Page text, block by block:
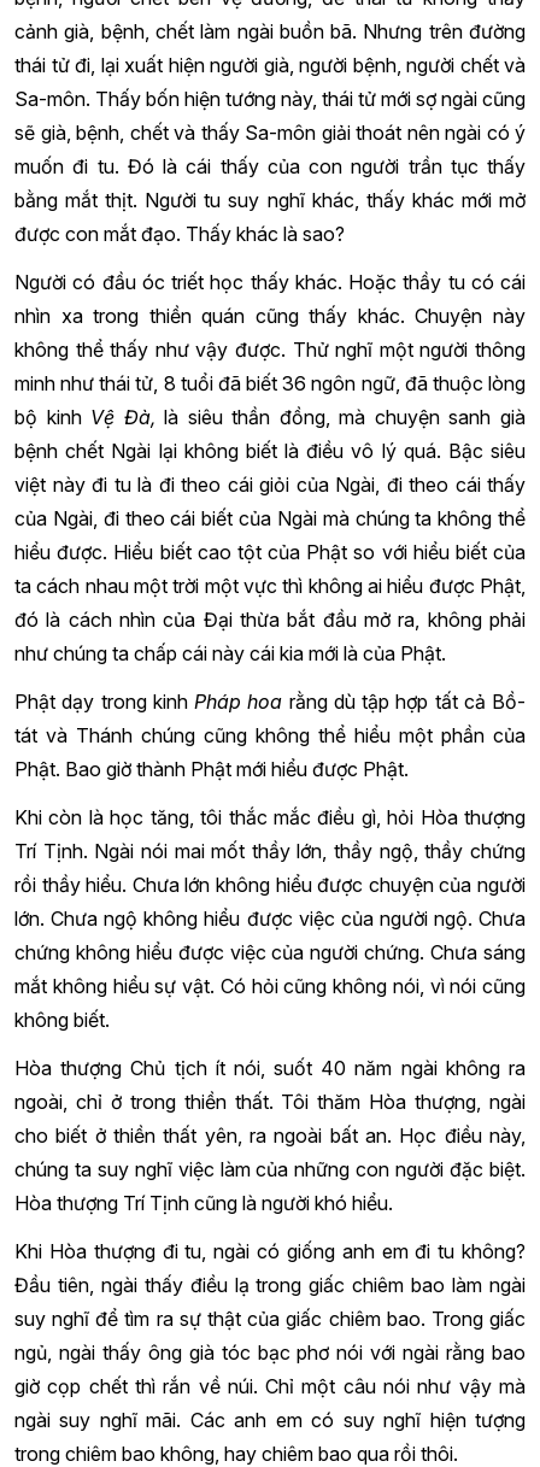
cảnh già, bệnh, chết làm ngài buồn bã. Nhưng trên đường
thái tử đi, lại xuất hiện người già, người bệnh, người chết và
Sa-môn. Thấy bốn hiện tướng này, thái tử mới sợ ngài cũng
sẽ già, bệnh, chết và thấy Sa-môn giải thoát nên ngài có ý
muốn đi tu. Đó là cái thấy của con người trần tục thấy
bằng mắt thịt. Người tu suy nghĩ khác, thấy khác mới mở
được con mắt đạo. Thấy khác là sao?
Người có đầu óc triết học thấy khác. Hoặc thầy tu có cái
nhìn xa trong thiền quán cũng thấy khác. Chuyện này
không thể thấy như vậy được. Thử nghĩ một người thông
minh như thái tử, 8 tuổi đã biết 36 ngôn ngữ, đã thuộc lòng
bộ kinhVệ Đà, là siêu thần đồng, mà chuyện sanh già
bệnh chết Ngài lại không biết là điều vô lý quá. Bậc siêu
việt này đi tu là đi theo cái giỏi của Ngài, đi theo cái thấy
của Ngài, đi theo cái biết của Ngài mà chúng ta không thể
hiểu được. Hiểu biết cao tột của Phật so với hiểu biết của
ta cách nhau một trời một vực thì không ai hiểu được Phật,
đó là cách nhìn của Đại thừa bắt đầu mở ra, không phải
như chúng ta chấp cái này cái kia mới là của Phật.
Phật dạy trong kinh Pháp hoa rằng dù tập hợp tất cả Bồ-
tát và Thánh chúng cũng không thể hiểu một phần của
Phật. Bao giờ thành Phật mới hiểu được Phật.
Khi còn là học tăng, tôi thắc mắc điều gì, hỏi Hòa thượng
Trí Tịnh. Ngài nói mai mốt thầy lớn, thầy ngộ, thầy chứng
rồi thầy hiểu. Chưa lớn không hiểu được chuyện của người
lớn. Chưa ngộ không hiểu được việc của người ngộ. Chưa
chứng không hiểu được việc của người chứng. Chưa sáng
mắt không hiểu sự vật. Có hỏi cũng không nói, vì nói cũng
không biết.
Hòa thượng Chủ tịch ít nói, suốt 40 năm ngài không ra
ngoài, chỉ ở trong thiền thất. Tôi thăm Hòa thượng, ngài
cho biết ở thiền thất yên, ra ngoài bất an. Học điều này,
chúng ta suy nghĩ việc làm của những con người đặc biệt.
Hòa thượng Trí Tịnh cũng là người khó hiểu.
Khi Hòa thượng đi tu, ngài có giống anh em đi tu không?
Đầu tiên, ngài thấy điều lạ trong giấc chiêm bao làm ngài
suy nghĩ để tìm ra sự thật của giấc chiêm bao. Trong giấc
ngủ, ngài thấy ông già tóc bạc phơ nói với ngài rằng bao
giờ cọp chết thì rắn về núi. Chỉ một câu nói như vậy mà
ngài suy nghĩ mãi. Các anh em có suy nghĩ hiện tượng
trong chiêm bao không, hay chiêm bao qua rồi thôi.